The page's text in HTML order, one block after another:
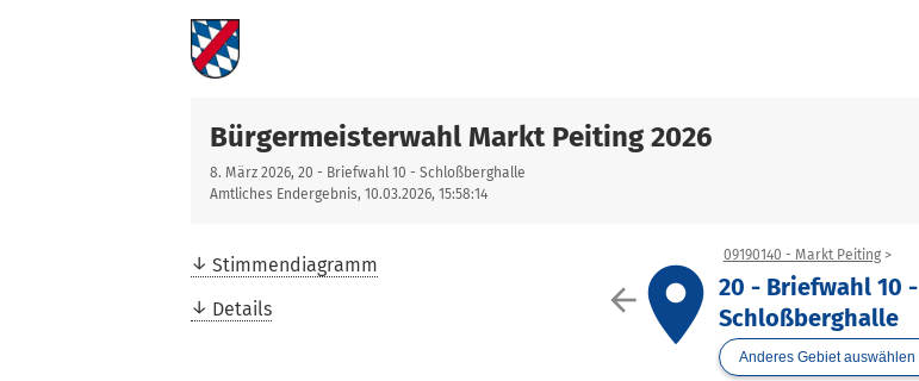
Bürgermeisterwahl Markt Peiting 2026
8. März 2026, 20 - Briefwahl 10 - Schloßberghalle
Amtliches Endergebnis, 10.03.2026, 15:58:14
Stimmendiagramm
Details
arrow_backplace
09190140 - Markt Peiting
20 - Briefwahl 10 -
Schloßberghalle
Anderes Gebiet auswählen